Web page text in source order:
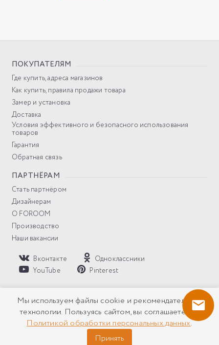
ПОКУПАТЕЛЯМ
Где купить, адреса магазинов
Как купить, правила продажи товара
Замер и установка
Доставка
Условия эффективного и безопасного использования
товаров
Гарантия
Обратная связь
ПАРТНЁРАМ
Стать партнёром
Дизайнерам
О FOROOM
Производство
Наши вакансии
Вконтакте
Одноклассники
YouTube
Pinterest
Политика компании в отношении обработки персональных
данных
Все права защищены © 2026 Солнцезащитные системы
FOROOM ® Копирование и использование материалов без
Мы используем файлы cookie и рекомендательные
технологии. Пользуясь сайтом, вы соглашаетесь с
Политикой обработки персональных данных.
Принять